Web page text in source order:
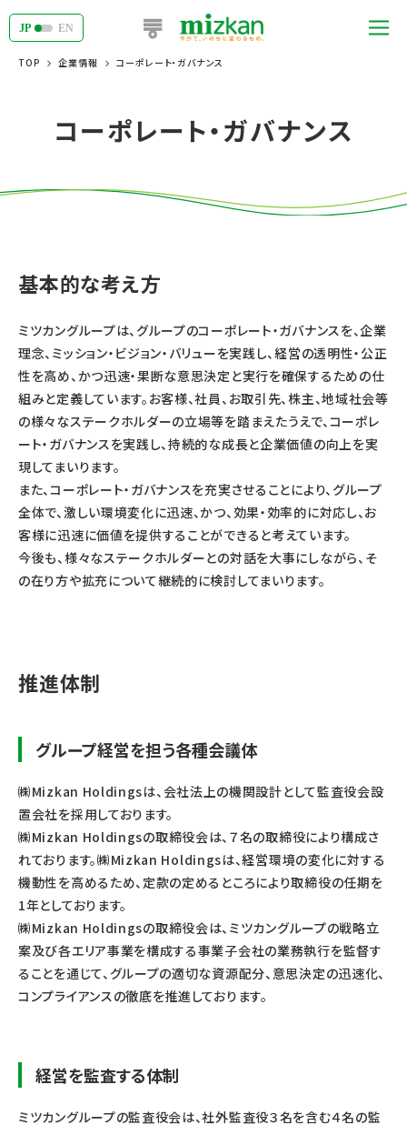
JP EN
TOP 企業情報 コーポレート・ガバナンス
コーポレート・ガバナンス
基本的な考え方
ミツカングループは、グループのコーポレート・ガバナンスを、企業
理念、ミッション・ビジョン・バリューを実践し、経営の透明性・公正
性を高め、かつ迅速・果断な意思決定と実行を確保するための仕
組みと定義しています。お客様、社員、お取引先、株主、地域社会等
の様々なステークホルダーの立場等を踏まえたうえで、コーポレ
ート・ガバナンスを実践し、持続的な成長と企業価値の向上を実
現してまいります。
また、コーポレート・ガバナンスを充実させることにより、グループ
全体で、激しい環境変化に迅速、かつ、効果・効率的に対応し、お
客様に迅速に価値を提供することができると考えています。
今後も、様々なステークホルダーとの対話を大事にしながら、そ
の在り方や拡充について継続的に検討してまいります。
推進体制
グループ経営を担う各種会議体
㈱Mizkan Holdingsは、会社法上の機関設計として監査役会設
置会社を採用しております。
㈱Mizkan Holdingsの取締役会は、７名の取締役により構成さ
れております。㈱Mizkan Holdingsは、経営環境の変化に対する
機動性を高めるため、定款の定めるところにより取締役の任期を
1年としております。
㈱Mizkan Holdingsの取締役会は、ミツカングループの戦略立
案及び各エリア事業を構成する事業子会社の業務執行を監督す
ることを通じて、グループの適切な資源配分、意思決定の迅速化、
コンプライアンスの徹底を推進しております。
経営を監査する体制
ミツカングループの監査役会は、社外監査役３名を含む４名の監